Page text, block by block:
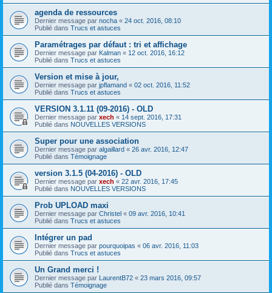
agenda de ressources
Dernier message par nocha « 24 oct. 2016, 08:10
Publié dans Trucs et astuces
Paramétrages par défaut : tri et affichage
Dernier message par Kalman « 12 oct. 2016, 16:12
Publié dans Trucs et astuces
Version et mise à jour,
Dernier message par jpflamand « 02 oct. 2016, 11:52
Publié dans Trucs et astuces
VERSION 3.1.11 (09-2016) - OLD
Dernier message par xech « 14 sept. 2016, 17:31
Publié dans NOUVELLES VERSIONS
Super pour une association
Dernier message par algaillard « 26 avr. 2016, 12:47
Publié dans Témoignage
version 3.1.5 (04-2016) - OLD
Dernier message par xech « 22 avr. 2016, 17:45
Publié dans NOUVELLES VERSIONS
Prob UPLOAD maxi
Dernier message par Christel « 09 avr. 2016, 10:41
Publié dans Trucs et astuces
Intégrer un pad
Dernier message par pourquoipas « 06 avr. 2016, 11:03
Publié dans Trucs et astuces
Un Grand merci !
Dernier message par LaurentB72 « 23 mars 2016, 09:57
Publié dans Témoignage